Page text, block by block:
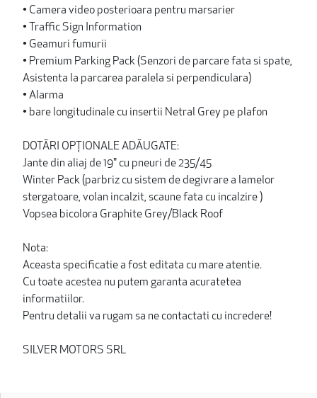
• Camera video posterioara pentru marsarier
• Traffic Sign Information
• Geamuri fumurii
• Premium Parking Pack (Senzori de parcare fata si spate,
Asistenta la parcarea paralela si perpendiculara)
• Alarma
• bare longitudinale cu insertii Netral Grey pe plafon
DOTĂRI OPȚIONALE ADĂUGATE:
Jante din aliaj de 19" cu pneuri de 235/45
Winter Pack (parbriz cu sistem de degivrare a lamelor
stergatoare, volan incalzit, scaune fata cu incalzire )
Vopsea bicolora Graphite Grey/Black Roof
Nota:
Aceasta specificatie a fost editata cu mare atentie.
Cu toate acestea nu putem garanta acuratetea
informatiilor.
Pentru detalii va rugam sa ne contactati cu incredere!
SILVER MOTORS SRL